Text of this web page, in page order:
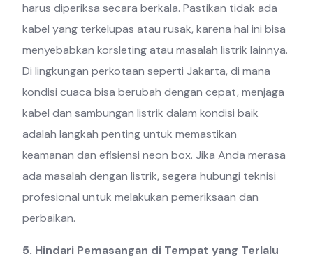
harus diperiksa secara berkala. Pastikan tidak ada
kabel yang terkelupas atau rusak, karena hal ini bisa
menyebabkan korsleting atau masalah listrik lainnya.
Di lingkungan perkotaan seperti Jakarta, di mana
kondisi cuaca bisa berubah dengan cepat, menjaga
kabel dan sambungan listrik dalam kondisi baik
adalah langkah penting untuk memastikan
keamanan dan efisiensi neon box. Jika Anda merasa
ada masalah dengan listrik, segera hubungi teknisi
profesional untuk melakukan pemeriksaan dan
perbaikan.
5. Hindari Pemasangan di Tempat yang Terlalu